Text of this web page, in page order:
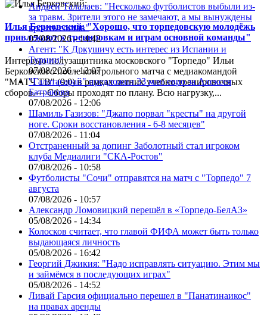
Илья Берковский: "Хорошо, что торпедовскую молодёжь
привлекают к тренировкам и играм основной команды"
Интервью полузащитника московского "Торпедо" Ильи
Берковского после контрольного матча с медиакомандой
"МАТЧ ТВ" (9:0) в рамках летних учебно-тренировочных
сборов.— Сборы проходят по плану. Всю нагрузку,...
Андрей Талалаев: "Несколько футболистов выбыли из-
за травм. Зрители этого не замечают, а мы вынуждены
кроить состав"
07/08/2026 - 14:42
Агент: "К Дркушичу есть интерес из Испании и
Турции"
07/08/2026 - 13:07
"Галатасарай" предложил 33 млн евро за Алексея
Батракова
07/08/2026 - 12:06
Шамиль Газизов: "Джапо порвал "кресты" на другой
ноге. Сроки восстановления - 6-8 месяцев"
07/08/2026 - 11:04
Отстраненный за допинг Заболотный стал игроком
клуба Медиалиги "СКА-Ростов"
07/08/2026 - 10:58
Футболисты "Сочи" отправятся на матч с "Торпедо" 7
августа
07/08/2026 - 10:57
Александр Ломовицкий перешёл в «Торпедо-БелАЗ»
05/08/2026 - 14:34
Колосков считает, что главой ФИФА может быть только
выдающаяся личность
05/08/2026 - 16:42
Георгий Джикия: "Надо исправлять ситуацию. Этим мы
и займёмся в последующих играх"
05/08/2026 - 14:52
Ливай Гарсия официально перешел в "Панатинаикос"
на правах аренды